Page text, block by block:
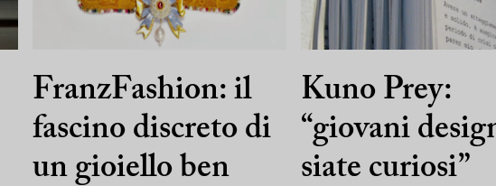
FranzFashion: il
fascino discreto di
un gioiello ben
Kuno Prey:
“giovani
siate curiosi”